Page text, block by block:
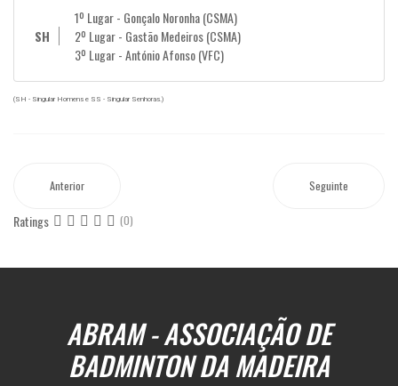
SH
1º Lugar - Gonçalo Noronha (CSMA)
2º Lugar - Gastão Medeiros (CSMA)
3º Lugar - António Afonso (VFC)
(SH - Singular Homens e SS - Singular Senhoras.)
Anterior Seguinte
Ratings (0)
ABRAM - ASSOCIAÇÃO DE
BADMINTON DA MADEIRA